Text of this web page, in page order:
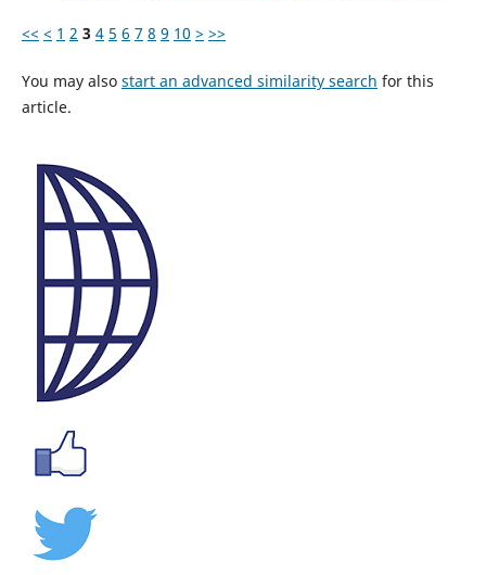
<< < 1 2 3 4 5 6 7 8 9 10 > >>
You may also start an advanced similarity search for this
article.